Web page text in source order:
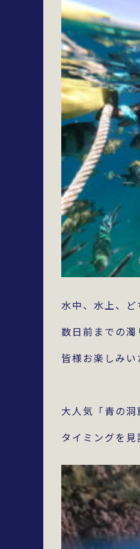
水中、水上、ど
数日前までの
皆様お楽しみい
大人気「青の洞
タイミングを見